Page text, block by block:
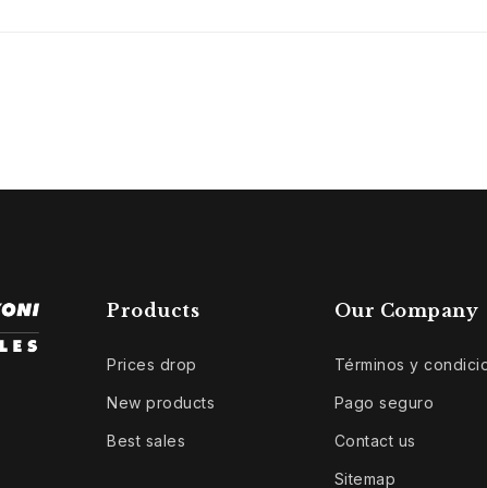
Products
Prices drop
New products
Best sales
Our Company
Términos y
Pago seguro
Contact us
Sitemap